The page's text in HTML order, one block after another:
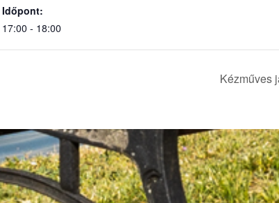
Időpont:
17:00 - 18:00
Kézműves